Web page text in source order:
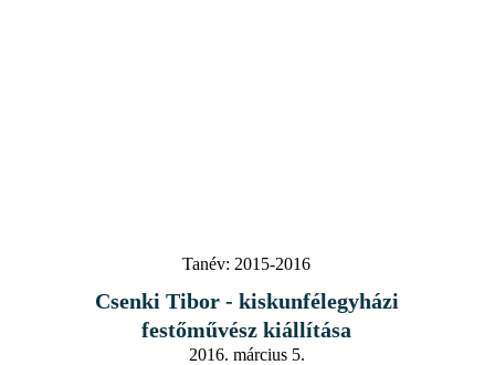
Tanév: 2015-2016
Csenki Tibor - kiskunfélegyházi
festőművész kiállítása
2016. március 5.